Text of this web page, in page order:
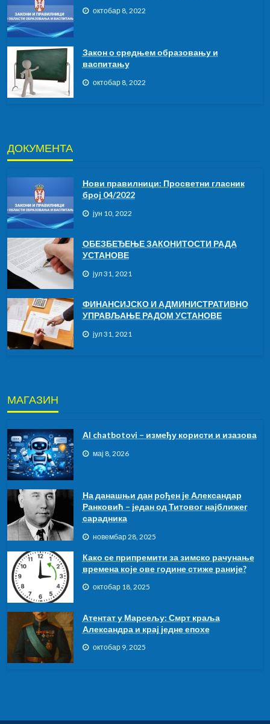
октобар 8, 2022
Закон о средњем образовању и
васпитању
октобар 8, 2022
ДОКУМЕНТА
Нови правилници: Просветни гласник
број 04/2022
јун 10, 2022
ОБЕЗБЕЂЕЊЕ ЗАКОНИТОСТИ РАДА
УСТАНОВЕ
јул 31, 2021
ФИНАНСИЈСКО И АДМИНИСТРАТИВНО
УПРАВЉАЊЕ РАДОМ УСТАНОВЕ
јул 31, 2021
МАГАЗИН
АI chatbotovi – између користи и изазова
мај 8, 2026
На данашњи дан рођен је Александар
Ранковић – један од Титовог најближег
сарадника
новембар 28, 2025
Како се припремити за зимско рачунање
времена које ове године стиже раније?
октобар 18, 2025
Атентат у Марсељу: Смрт краља
Александра и крај једне епохе
октобар 9, 2025